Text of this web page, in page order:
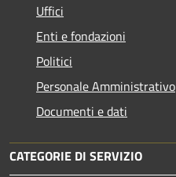
Uffici
Enti e fondazioni
Politici
Personale Amministrativo
Documenti e dati
CATEGORIE DI SERVIZIO